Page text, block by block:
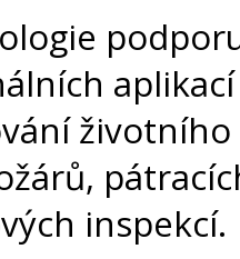
inspekcí.